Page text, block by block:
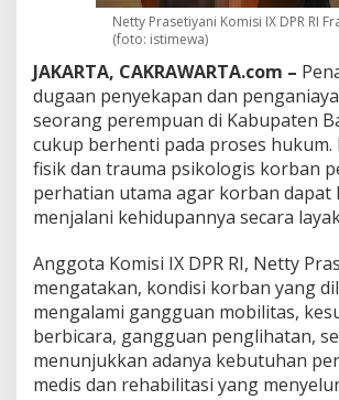
u
n
g
,
D
R
S
o
r
o
t
T
r
a
u
m
a
K
Netty Prasetiyani Komisi IX DPR RI
(foto: istimewa)
JAKARTA, CAKRAWARTA.com –
dugaan penyekapan dan
seorang perempuan di Kabupaten
cukup berhenti pada proses hukum.
fisik dan trauma psikologis korban
perhatian utama agar korban dapat
menjalani kehidupannya secara
Anggota Komisi IX DPR RI, Netty
mengatakan, kondisi korban yang
mengalami gangguan mobilitas,
berbicara, gangguan penglihatan,
menunjukkan adanya kebutuhan
medis dan rehabilitasi yang